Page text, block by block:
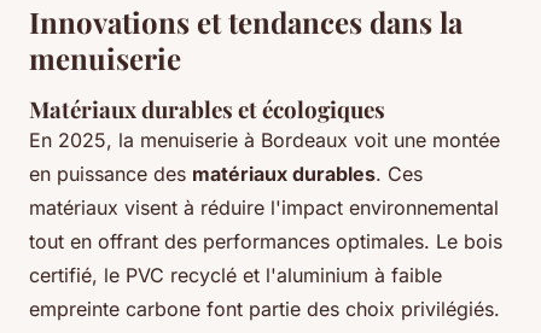
Innovations et tendances dans la
menuiserie
Matériaux durables et écologiques
En 2025, la menuiserie à Bordeaux voit une montée
en puissance des matériaux durables. Ces
matériaux visent à réduire l'impact environnemental
tout en offrant des performances optimales. Le bois
certifié, le PVC recyclé et l'aluminium à faible
empreinte carbone font partie des choix privilégiés.